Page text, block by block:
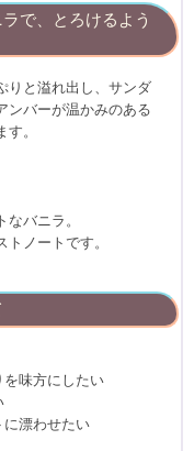
で、とろけるよう
りと溢れ出し、サンダ
ンバーが温かみのある
。
バニラ。
ノートです。
味方にしたい
漂わせたい